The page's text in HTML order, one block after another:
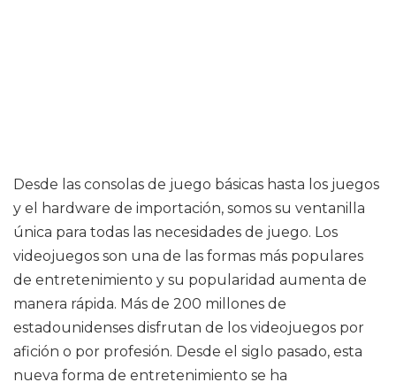
Desde las consolas de juego básicas hasta los juegos
y el hardware de importación, somos su ventanilla
única para todas las necesidades de juego. Los
videojuegos son una de las formas más populares
de entretenimiento y su popularidad aumenta de
manera rápida. Más de 200 millones de
estadounidenses disfrutan de los videojuegos por
afición o por profesión. Desde el siglo pasado, esta
nueva forma de entretenimiento se ha